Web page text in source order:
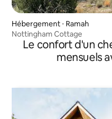
Hébergement ⋅ Ramah
Nottingham Cottage
Le confort d'un
mensuels